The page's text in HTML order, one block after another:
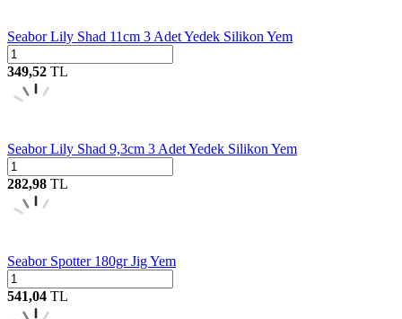
Seabor Lily Shad 11cm 3 Adet Yedek Silikon Yem
349,52 TL
Seabor Lily Shad 9,3cm 3 Adet Yedek Silikon Yem
282,98 TL
Seabor Spotter 180gr Jig Yem
541,04 TL